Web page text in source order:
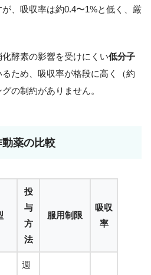
、吸収率は約0.4〜1%と低く、厳
酵素の影響を受けにくい低分子
ため、吸収率が格段に高く（約
の制約がありません。
薬の比較
投
与
方
法
服用制限
吸収
率
週